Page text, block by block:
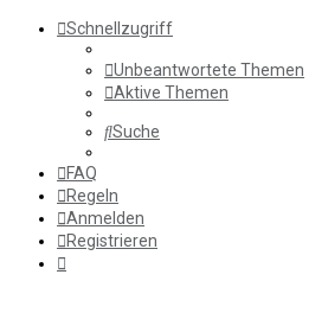
Schnellzugriff
Unbeantwortete Themen
Aktive Themen
Suche
FAQ
Regeln
Anmelden
Registrieren